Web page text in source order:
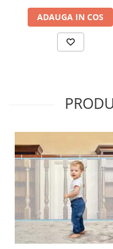
ADAUGA IN COS